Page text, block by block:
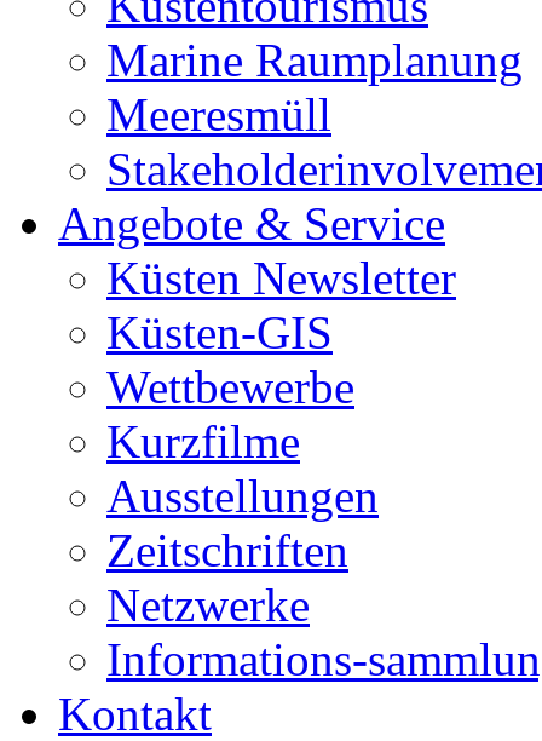
Marine Raumplanung
Meeresmüll
Angebote & Service
Küsten Newsletter
Küsten-GIS
Wettbewerbe
Kurzfilme
Ausstellungen
Zeitschriften
Netzwerke
Informations-
Kontakt